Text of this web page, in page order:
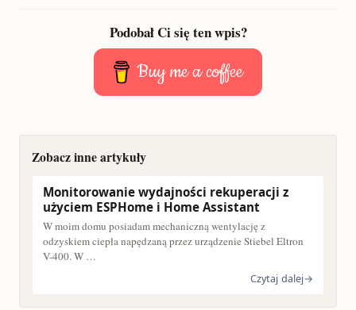
Podobał Ci się ten wpis?
Buy me a coffee
Zobacz inne artykuły
Monitorowanie wydajności rekuperacji z
użyciem ESPHome i Home Assistant
W moim domu posiadam mechaniczną wentylację z
odzyskiem ciepła napędzaną przez urządzenie Stiebel Eltron
V-400. W …
Czytaj dalej→